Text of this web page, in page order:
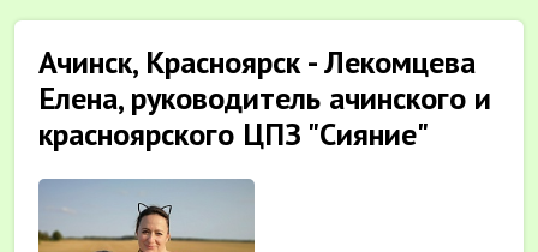
Ачинск, Красноярск - Лекомцева
Елена, руководитель ачинского и
красноярского ЦПЗ "Сияние"